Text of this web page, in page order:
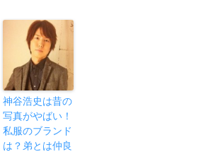
神谷浩史は昔の
写真がやばい！
私服のブランド
は？弟とは仲良